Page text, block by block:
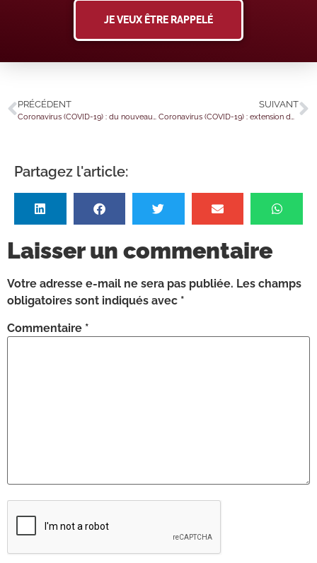
JE VEUX ÊTRE RAPPELÉ
PRÉCÉDENT SUIVANT
Partagez l'article:
Laisser un commentaire
Votre adresse e-mail ne sera pas publiée. Les champs
obligatoires sont indiqués avec *
Commentaire *